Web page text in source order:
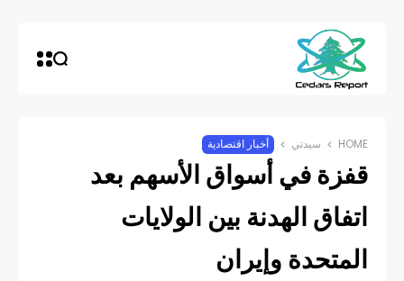
HOME سيدتي أخبار اقتصادية
قفزة في أسواق الأسهم بعد
اتفاق الهدنة بين الولايات
المتحدة وإيران